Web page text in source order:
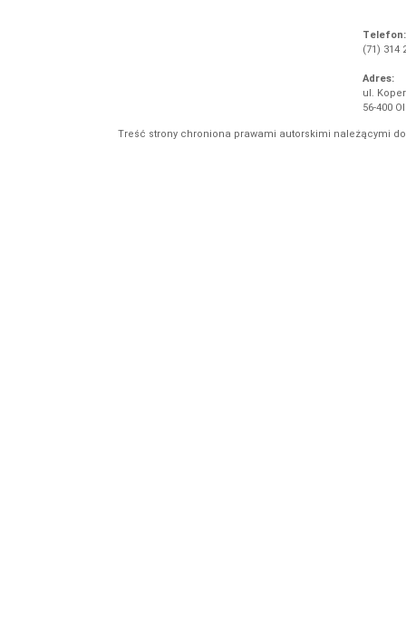
Telefon:
(71) 314
Adres:
ul.
56-400
Treść strony chroniona prawami autorskimi należącymi